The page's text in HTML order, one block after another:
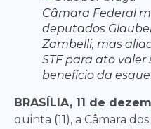
Câmara Federal
deputados
Zambelli, mas
STF para ato
benefício da
BRASÍLIA, 11 de
quinta (11), a Câmara